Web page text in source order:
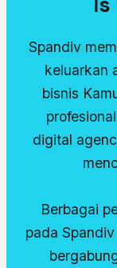
Spandiv
keluarkan
bisnis
digital
Berbagai
pada